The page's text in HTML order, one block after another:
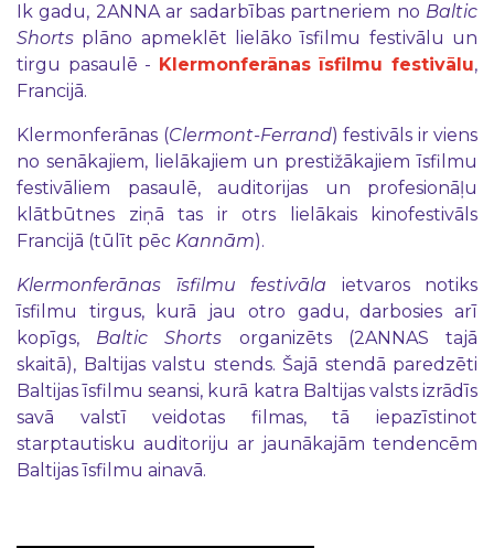
Ik gadu, 2ANNA ar sadarbības partneriem no Baltic
Shorts plāno apmeklēt lielāko īsfilmu festivālu un
tirgu pasaulē - Klermonferānas īsfilmu festivālu,
Francijā.
Klermonferānas (Clermont-Ferrand) festivāls ir viens
no senākajiem, lielākajiem un prestižākajiem īsfilmu
festivāliem pasaulē, auditorijas un profesionāļu
klātbūtnes ziņā tas ir otrs lielākais kinofestivāls
Francijā (tūlīt pēc Kannām).
Klermonferānas īsfilmu festivāla ietvaros notiks
īsfilmu tirgus, kurā jau otro gadu, darbosies arī
kopīgs, Baltic Shorts organizēts (2ANNAS tajā
skaitā), Baltijas valstu stends. Šajā stendā paredzēti
Baltijas īsfilmu seansi, kurā katra Baltijas valsts izrādīs
savā valstī veidotas filmas, tā iepazīstinot
starptautisku auditoriju ar jaunākajām tendencēm
Baltijas īsfilmu ainavā.